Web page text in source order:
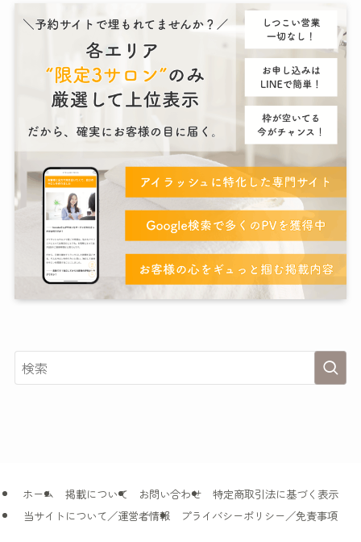
ホーム 掲載について お問い合わせ
特定商取引法に基づく表示
当サイトについて／運営者情報
プライバシーポリシー／免責事項